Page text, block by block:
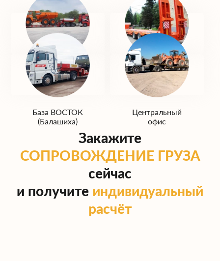
База ЮГ
(Домодедово)
База ЗАПАД
(Одинцово)
База ВОСТОК
(Балашиха)
Центральный
офис
Закажите
СОПРОВОЖДЕНИЕ ГРУЗА
сейчас
и получите индивидуальный
расчёт